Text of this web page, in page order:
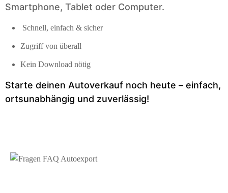
Smartphone, Tablet oder Computer.
Schnell, einfach & sicher
Zugriff von überall
Kein Download nötig
Starte deinen Auto­verkauf noch heute – einfach,
ortsunabhängig und zuverlässig!